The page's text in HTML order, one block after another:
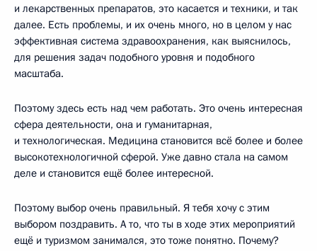
и лекарственных препаратов, это касается и техники, и так
далее. Есть проблемы, и их очень много, но в целом у нас
эффективная система здравоохранения, как выяснилось,
для решения задач подобного уровня и подобного
масштаба.
Поэтому здесь есть над чем работать. Это очень интересная
сфера деятельности, она и гуманитарная,
и технологическая. Медицина становится всё более и более
высокотехнологичной сферой. Уже давно стала на самом
деле и становится ещё более интересной.
Поэтому выбор очень правильный. Я тебя хочу с этим
выбором поздравить. А то, что ты в ходе этих мероприятий
ещё и туризмом занимался, это тоже понятно. Почему?